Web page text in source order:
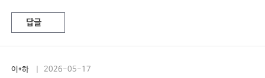
답글
이*하 | 2026-05-17